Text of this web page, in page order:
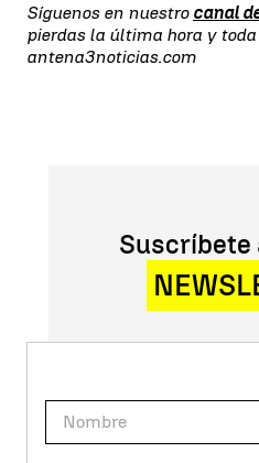
Síguenos en nuestro canal
pierdas la última hora y
antena3noticias.com